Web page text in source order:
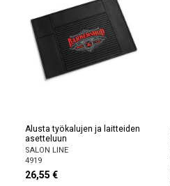
Alusta työkalujen ja laitteiden
asetteluun
SALON LINE
4919
26,55 €